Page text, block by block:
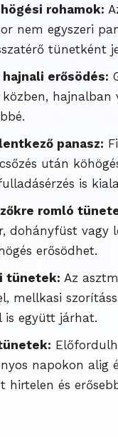
rohamok:
nem egyszeri
tünetként
hajnali erősödés:
hajnalban
panasz:
után
is
romló
dohányfüst vagy
erősödhet.
tünetek: Az
mellkasi
is együtt járhat.
napokon alig
hirtelen és